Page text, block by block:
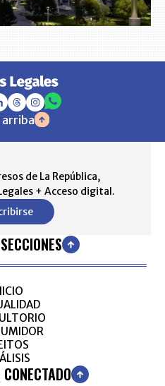
arriba
de La República,
+ Acceso digital.